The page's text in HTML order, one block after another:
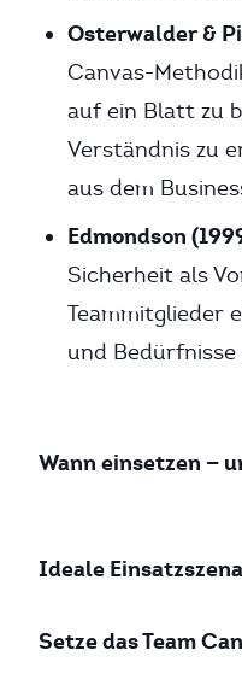
Osterwalder &
Canvas-
auf ein Blatt zu
Verständnis zu
aus dem
Edmondson
Sicherheit als
Teammitglieder
und
Wann einsetzen —
Ideale
Setze das Team